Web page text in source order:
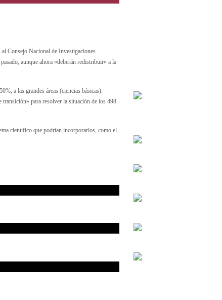
Consejo Nacional de Investigaciones
aunque ahora «deberán redistribuir» a la
a las grandes áreas (ciencias básicas).
transición» para resolver la situación de los 498
científico que podrían incorporarlos, como el